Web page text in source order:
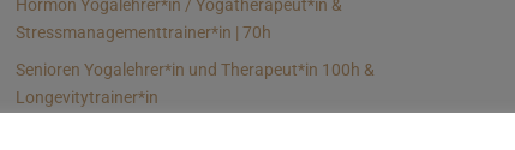
Hormon Yogalehrer*in / Yogatherapeut*in &
Stressmanagementtrainer*in | 70h
Senioren Yogalehrer*in und Therapeut*in 100h &
Longevitytrainer*in